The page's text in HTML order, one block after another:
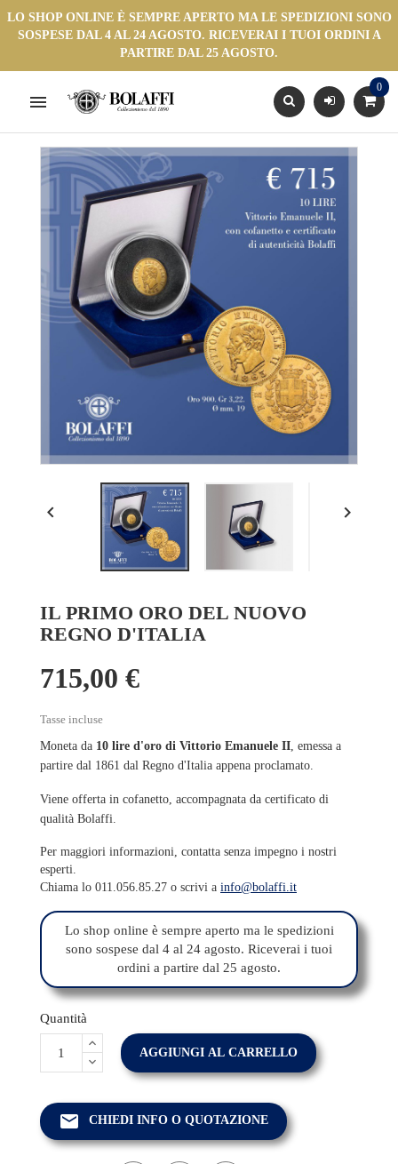
LO SHOP ONLINE È SEMPRE APERTO MA LE SPEDIZIONI SONO
SOSPESE DAL 4 AL 24 AGOSTO. RICEVERAI I TUOI ORDINI A
PARTIRE DAL 25 AGOSTO.

0
 
IL PRIMO ORO DEL NUOVO
REGNO D'ITALIA
715,00 €
Tasse incluse
Moneta da 10 lire d'oro di Vittorio Emanuele II, emessa a
partire dal 1861 dal Regno d'Italia appena proclamato.
Viene offerta in cofanetto, accompagnata da certificato di
qualità Bolaffi.
Per maggiori informazioni, contatta senza impegno i nostri
esperti.
Chiama lo 011.056.85.27 o scrivi a info@bolaffi.it
Lo shop online è sempre aperto ma le spedizioni
sono sospese dal 4 al 24 agosto. Riceverai i tuoi
ordini a partire dal 25 agosto.
Quantità
AGGIUNGI AL CARRELLO
email CHIEDI INFO O QUOTAZIONE